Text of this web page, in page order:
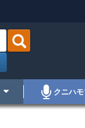
クニハ